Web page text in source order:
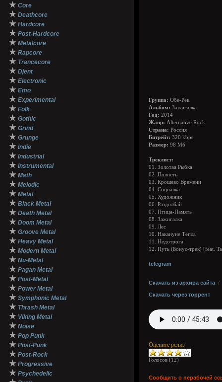
★ Core
★ Deathcore
★ Hardcore
★ Post-Hardcore
★ Metalcore
★ Rapcore
★ Trancecore
★ Djent
★ Electronic
★ Emo
★ Experimental
★ Folk
★ Gothic
★ Grind
★ Grunge
★ Indie
★ Industrial
★ Instrumental
★ Math
★ Melodic
★ Metal
★ Black Metal
★ Death Metal
★ Doom Metal
★ Groove Metal
★ Heavy Metal
★ Modern Metal
★ Nu-Metal
★ Pagan Metal
★ Post-Metal
★ Power Metal
★ Symphonic Metal
★ Thrash Metal
★ Viking Metal
★ Noise
★ Pop Punk
★ Post-Punk
★ Post-Rock
★ Progressive
★ Psychedelic
Группа: Обе-Рек
Альбом: Зажигалка
Год: 2014
Жанр: Alternative Rock
Страна: Россия
Битрейт: 320 kbps
Размер: 98 Мб
Треклист:
01. Золотая Рыбка
02. Полость
03. Крошево Времени
04. Социалка
05. Художник
06. Раздолбай
07. Птица-Память
08. Зажигалка
09. Лес
10. Накануне Тепла
11. Недотрога
12. Путь (Бонус-трек) [feat.
telegram
Скачать из архива сайта /
Скачать через торрент
Оцените релиз
Голосов (12)
Сообщить о нерабочей